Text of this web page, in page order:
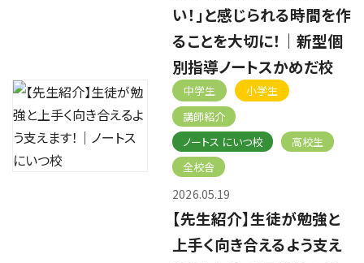
い！」と感じられる時間を作
ることを大切に！｜新型個
別指導ノートスかめだ校
中学生
小学生
講師紹介
ノートス にいつ校
高校生
全校舎
2026.05.19
【先生紹介】生徒が勉強と
上手く向き合えるよう支え